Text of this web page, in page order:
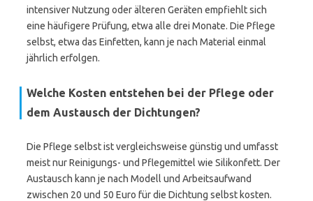
intensiver Nutzung oder älteren Geräten empfiehlt sich
eine häufigere Prüfung, etwa alle drei Monate. Die Pflege
selbst, etwa das Einfetten, kann je nach Material einmal
jährlich erfolgen.
Welche Kosten entstehen bei der Pflege oder
dem Austausch der Dichtungen?
Die Pflege selbst ist vergleichsweise günstig und umfasst
meist nur Reinigungs- und Pflegemittel wie Silikonfett. Der
Austausch kann je nach Modell und Arbeitsaufwand
zwischen 20 und 50 Euro für die Dichtung selbst kosten.